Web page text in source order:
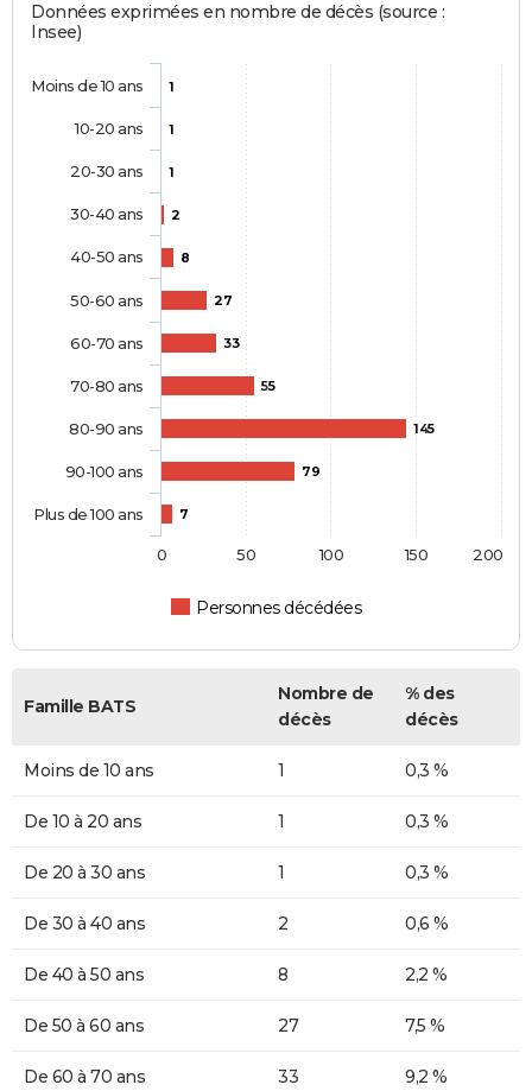
Données exprimées en nombre de décès (source :
Insee)
1
1
1
2
8
27
33
55
145
79
7
Personnes décédées
Moins de 10 ans
10-20 ans
20-30 ans
30-40 ans
40-50 ans
50-60 ans
60-70 ans
70-80 ans
80-90 ans
90-100 ans
Plus de 100 ans
0 50 100 150 200
Famille BATS
Nombre de
décès
% des
décès
Moins de 10 ans 1 0,3 %
De 10 à 20 ans 1 0,3 %
De 20 à 30 ans 1 0,3 %
De 30 à 40 ans 2 0,6 %
De 40 à 50 ans 8 2,2 %
De 50 à 60 ans 27 7,5 %
De 60 à 70 ans 33 9,2 %